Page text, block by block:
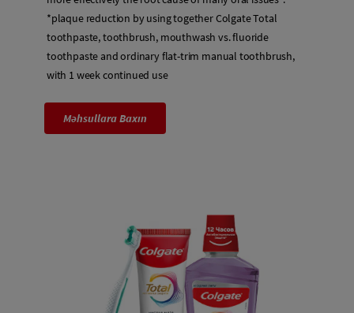
*plaque reduction by using together Colgate Total
toothpaste, toothbrush, mouthwash vs. fluoride
toothpaste and ordinary flat-trim manual toothbrush,
with 1 week continued use
Məhsullara Baxın